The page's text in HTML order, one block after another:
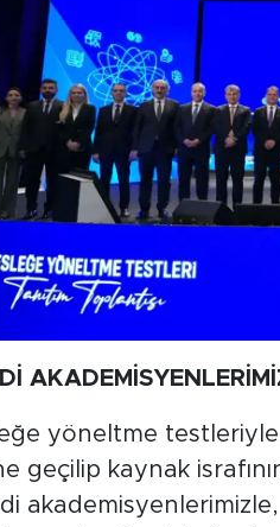
yöneltme testleriyle
geçilip kaynak